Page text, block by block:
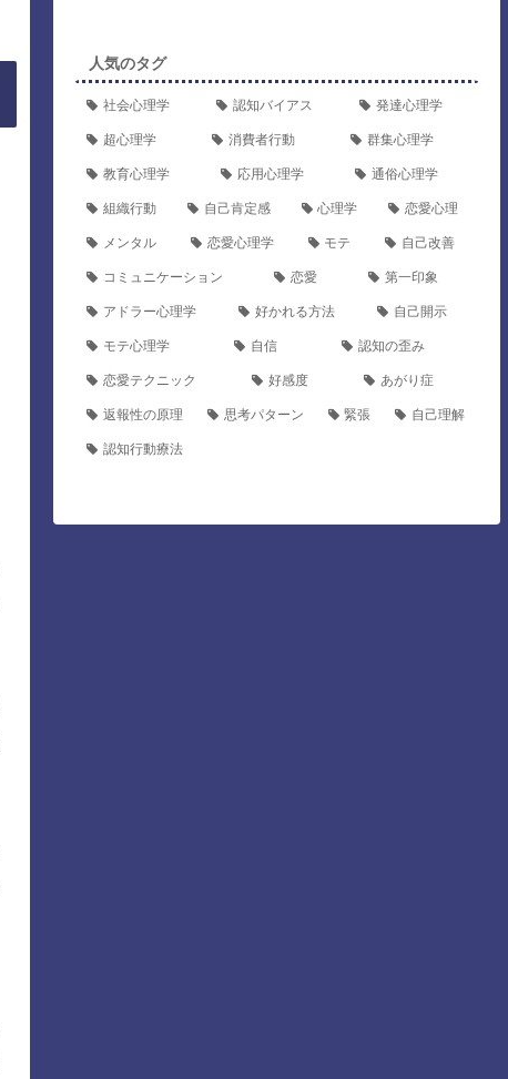
人気のタグ
社会心理学 認知バイアス 発達心理学
超心理学 消費者行動 群集心理学
教育心理学 応用心理学 通俗心理学
組織行動 自己肯定感 心理学 恋愛心理
メンタル 恋愛心理学 モテ 自己改善
コミュニケーション 恋愛 第一印象
アドラー心理学 好かれる方法 自己開示
モテ心理学 自信 認知の歪み
恋愛テクニック 好感度 あがり症
返報性の原理 思考パターン 緊張 自己理解
認知行動療法